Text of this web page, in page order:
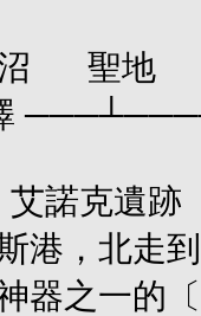
克遺
艾諾克遺跡
港，北走
器之一的